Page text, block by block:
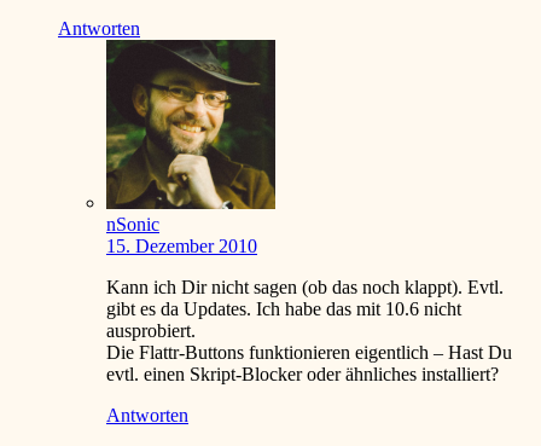
Antworten
nSonic
15. Dezember 2010
Kann ich Dir nicht sagen (ob das noch klappt). Evtl.
gibt es da Updates. Ich habe das mit 10.6 nicht
ausprobiert.
Die Flattr-Buttons funktionieren eigentlich – Hast Du
evtl. einen Skript-Blocker oder ähnliches installiert?
Antworten